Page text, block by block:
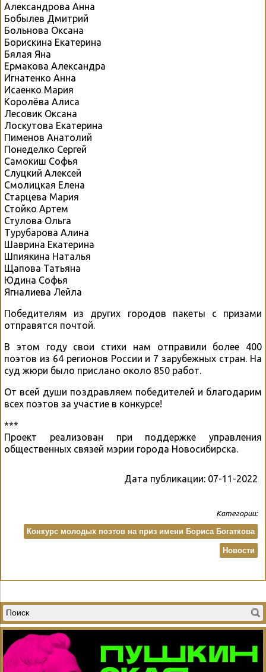
Александрова Анна
Бобылев Дмитрий
Больнова Оксана
Борискина Екатерина
Бялая Яна
Ермакова Александра
Игнатенко Анна
Исаенко Мария
Королёва Алиса
Лесовик Оксана
Лоскутова Екатерина
Пименов Анатолий
Понеделко Сергей
Самокиш Софья
Слуцкий Алексей
Смолицкая Елена
Старцева Мария
Стойко Артем
Стулова Ольга
Турубарова Алина
Шаврина Екатерина
Шпиякина Наталья
Щапова Татьяна
Юдина Софья
Ягналиева Лейла
Победителям из других городов пакеты с призами
отправятся почтой.
В этом году свои стихи нам отправили более 400
поэтов из 64 регионов России и 7 зарубежных стран. На
суд жюри было прислано около 850 работ.
От всей души поздравляем победителей и благодарим
всех поэтов за участие в конкурсе!
***
Проект реализован при поддержке управления
общественных связей мэрии города Новосибирска.
Дата публикации: 07-11-2022
Категории:
Конкурс молодых поэтов на приз имени Бориса Богаткова
Новости